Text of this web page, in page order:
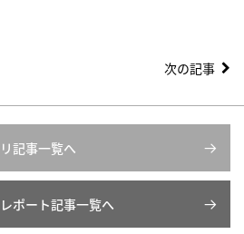
次の記事
記事一覧へ
ポート記事一覧へ